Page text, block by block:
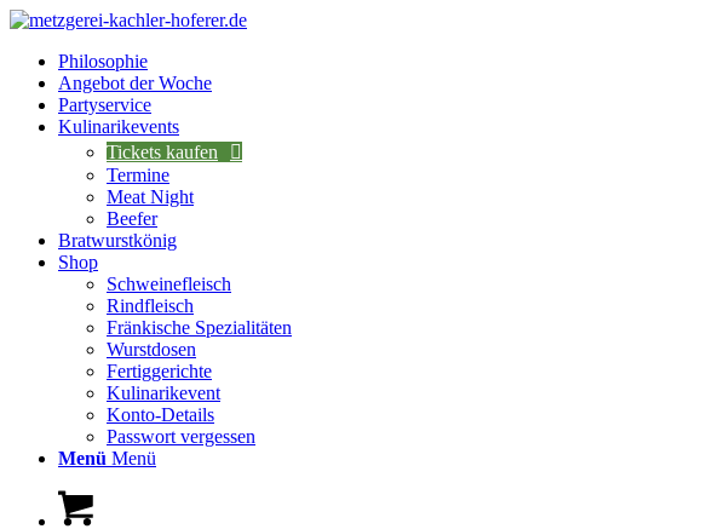
Philosophie
Angebot der Woche
Partyservice
Kulinarikevents
Tickets kaufen
Termine
Meat Night
Beefer
Bratwurstkönig
Shop
Schweinefleisch
Rindfleisch
Fränkische Spezialitäten
Wurstdosen
Fertiggerichte
Kulinarikevent
Konto-Details
Passwort vergessen
Menü Menü